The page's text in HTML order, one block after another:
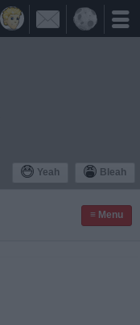

Yeah Bleah
≡ Menu